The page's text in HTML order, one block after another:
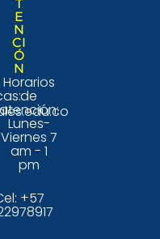
T
E
N
CI
Ó
N
Horarios
de
Lunes-
Viernes 7
am - 1
pm
+57